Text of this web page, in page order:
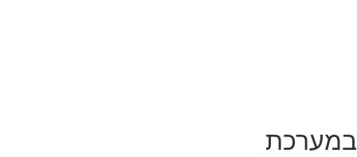
במערכת